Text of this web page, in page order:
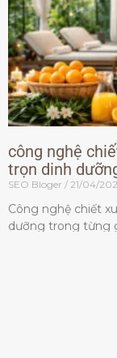
công nghệ
trọn dinh
SEO Bloger 21/04/
Công nghệ chiết
dưỡng trong từng